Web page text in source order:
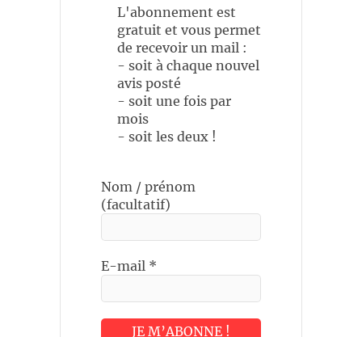
L'abonnement est
gratuit et vous permet
de recevoir un mail :
- soit à chaque nouvel
avis posté
- soit une fois par
mois
- soit les deux !
Nom / prénom
(facultatif)
E-mail *